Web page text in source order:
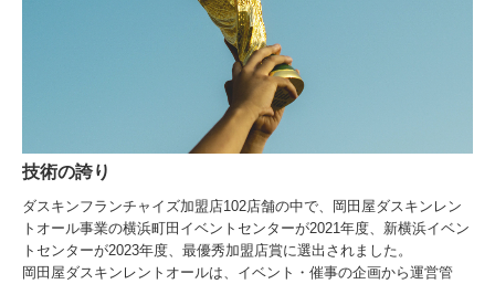
技術の誇り
ダスキンフランチャイズ加盟店102店舗の中で、岡田屋ダスキンレン
トオール事業の横浜町田イベントセンターが2021年度、新横浜イベン
トセンターが2023年度、最優秀加盟店賞に選出されました。
岡田屋ダスキンレントオールは、イベント・催事の企画から運営管